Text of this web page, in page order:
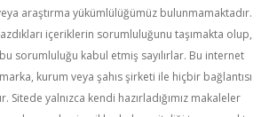
araştırma yükümlülüğümüz bulunmamaktadır.
içeriklerin sorumluluğunu taşımakta olup,
sorumluluğu kabul etmiş sayılırlar. Bu internet
kurum veya şahıs şirketi ile hiçbir bağlantısı
Sitede yalnızca kendi hazırladığımız makaleler